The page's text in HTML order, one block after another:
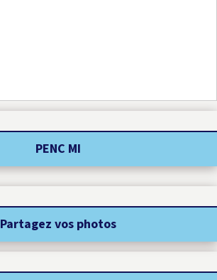
PENC MI
Partagez vos photos